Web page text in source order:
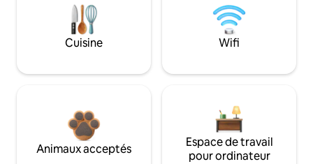
Cuisine Wifi
Animaux acceptés
Espace de travail
pour ordinateur